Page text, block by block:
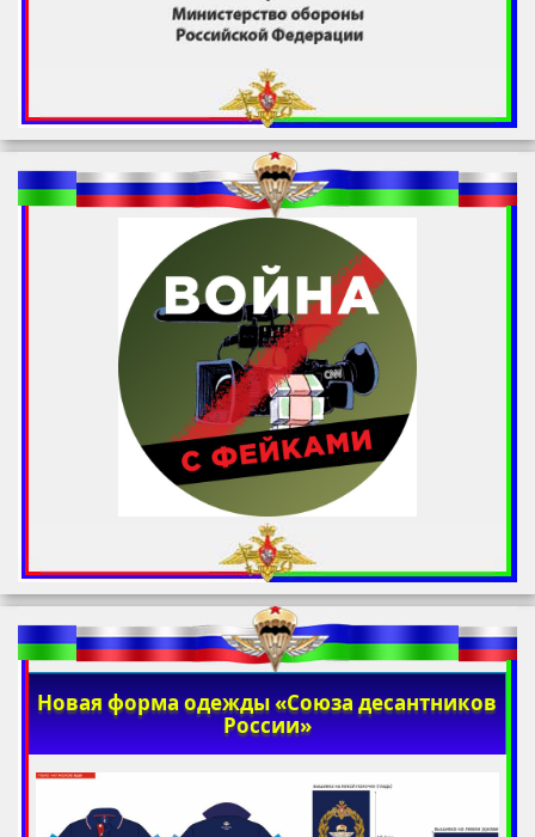
Новая форма одежды «Союза десантников
России»